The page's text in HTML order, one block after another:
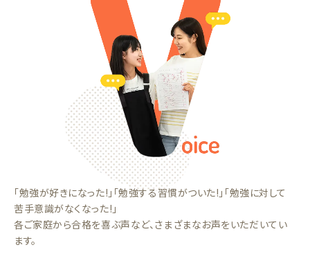
「勉強が好きになった!」「勉強する習慣がついた!」「勉強に対して
苦手意識がなくなった!」
各ご家庭から合格を喜ぶ声など、さまざまなお声をいただいてい
ます。